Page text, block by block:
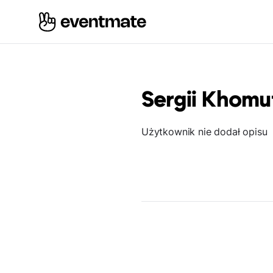
Sergii
Użytkownik nie dodał opisu